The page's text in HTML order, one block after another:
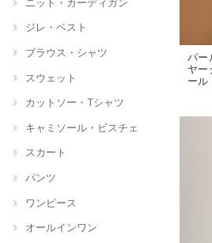
ジレ・ベスト
ブラウス・シャツ
スウェット
カットソー・Tシャツ
キャミソール・ビスチェ
スカート
パンツ
ワンピース
オールインワン
パー
ヤ
ー